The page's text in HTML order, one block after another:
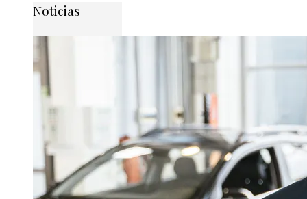
Noticias